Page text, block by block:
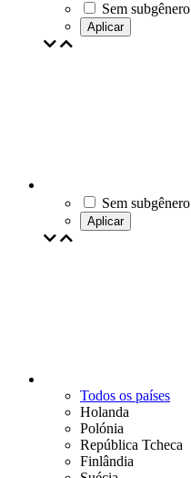
Sem subgênero
Aplicar
Sem subgênero
Aplicar
Todos os países
Holanda
Polónia
República Tcheca
Finlândia